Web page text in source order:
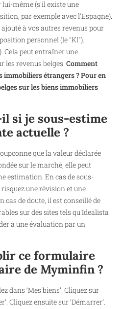
même (s'il existe une
par exemple avec l'Espagne).
à vos autres revenus pour
personnel (le "KI").
). Cela peut entraîner une
revenus belges. Comment
immobiliers étrangers ? Pour en
sur les biens immobiliers
si je sous-estime
actuelle ?
que la valeur déclarée
sur le marché, elle peut
estimation. En cas de sous-
une révision et une
de doute, il est conseillé de
sur des sites tels qu'Idealista
à une évaluation par un
ce formulaire
de Myminfin ?
dans ‘Mes biens’. Cliquez sur
Cliquez ensuite sur ‘Démarrer’.